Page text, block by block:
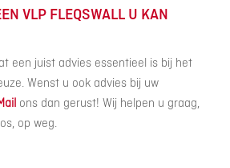
VLP FLEQSWALL U KAN
een juist advies essentieel is bij het
Wenst u ook advies bij uw
ons dan gerust! Wij helpen u graag,
op weg.